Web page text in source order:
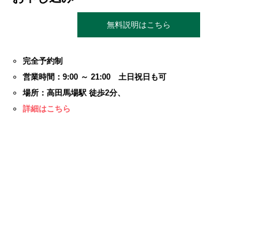
無料説明はこちら
完全予約制
営業時間：9:00 ～ 21:00 土日祝日も可
場所：高田馬場駅 徒歩2分、
詳細はこちら